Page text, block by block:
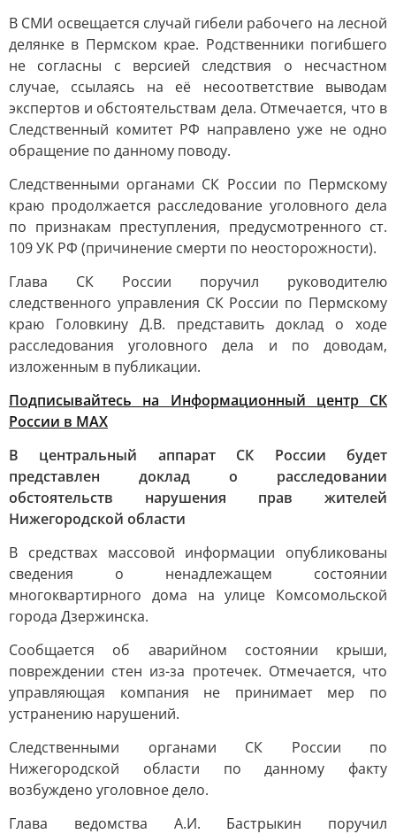
В СМИ освещается случай гибели рабочего на лесной
делянке в Пермском крае. Родственники погибшего
не согласны с версией следствия о несчастном
случае, ссылаясь на её несоответствие выводам
экспертов и обстоятельствам дела. Отмечается, что в
Следственный комитет РФ направлено уже не одно
обращение по данному поводу.
Следственными органами СК России по Пермскому
краю продолжается расследование уголовного дела
по признакам преступления, предусмотренного ст.
109 УК РФ (причинение смерти по неосторожности).
Глава СК России поручил руководителю
следственного управления СК России по Пермскому
краю Головкину Д.В. представить доклад о ходе
расследования уголовного дела и по доводам,
изложенным в публикации.
Подписывайтесь на Информационный центр СК
России в MAХ
В центральный аппарат СК России будет
представлен доклад о расследовании
обстоятельств нарушения прав жителей
Нижегородской области
В средствах массовой информации опубликованы
сведения о ненадлежащем состоянии
многоквартирного дома на улице Комсомольской
города Дзержинска.
Сообщается об аварийном состоянии крыши,
повреждении стен из-за протечек. Отмечается, что
управляющая компания не принимает мер по
устранению нарушений.
Следственными органами СК России по
Нижегородской области по данному факту
возбуждено уголовное дело.
Глава ведомства А.И. Бастрыкин поручил